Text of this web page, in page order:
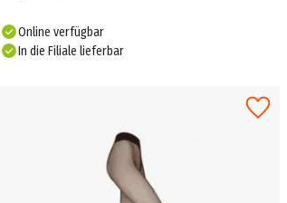
Online verfügbar
In die Filiale lieferbar